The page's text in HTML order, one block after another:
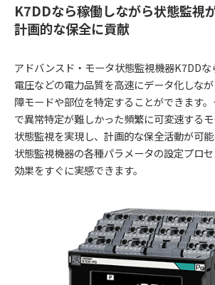
K7DDなら稼働しながら状態監視が
計画的な保全に貢献
アドバンスド・モータ状態監視機器K7DDな
電圧などの電力品質を高速にデータ化しな
障モードや部位を特定することができます
で異常特定が難しかった頻繁に可変速する
状態監視を実現し、計画的な保全活動が可能
状態監視機器の各種パラメータの設定プロ
効果をすぐに実感できます。